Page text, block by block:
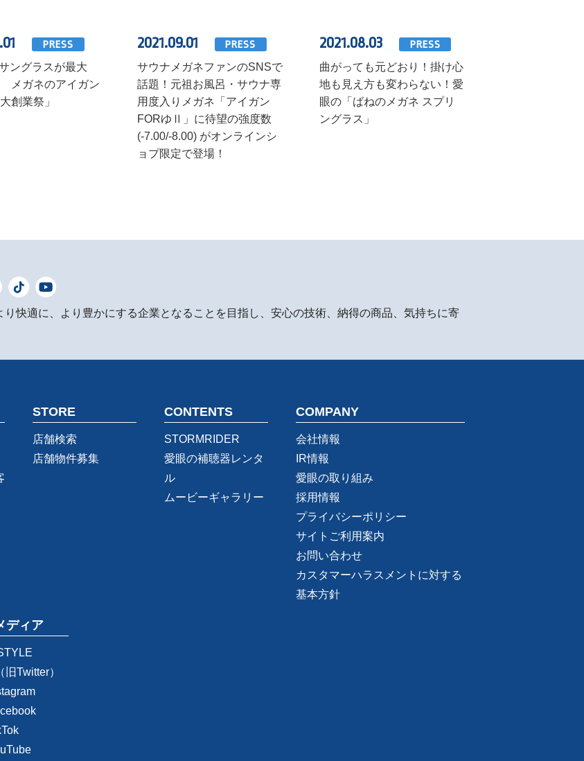
PRESS
ングラスが最大
メガネのアイガン
創業祭」
2021.09.01
PRESS
サウナメガネファンのSNSで
話題！元祖お風呂・サウナ専
用度入りメガネ「アイガン
FORゆⅡ」に待望の強度数
(-7.00/-8.00) がオンラインシ
ョプ限定で登場！
2021.08.03
PRESS
曲がっても元どおり！掛け心
地も見え方も変わらない！愛
眼の「ばねのメガネ スプリ
ングラス」
快適に、より豊かにする企業となることを目指し、安心の技術、納得の商品、気持ちに寄
STORE
店舗検索
店舗物件募集
CONTENTS
STORMRIDER
愛眼の補聴器レンタ
ル
ムービーギャラリー
COMPANY
会社情報
IR情報
愛眼の取り組み
採用情報
プライバシーポリシー
サイトご利用案内
お問い合わせ
カスタマーハラスメントに対する
基本方針
ディア
旧Twitter）